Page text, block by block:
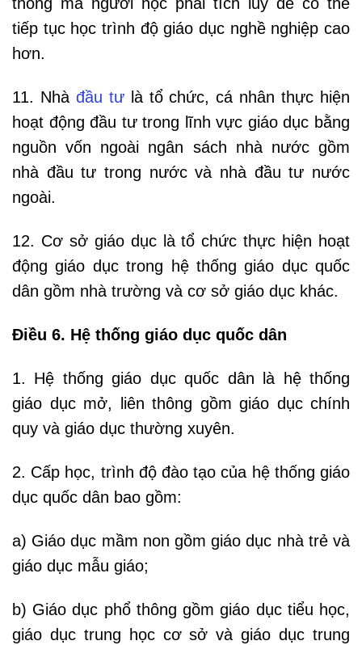
tiếp tục học trình độ giáo dục nghề nghiệp cao
hơn.
11. Nhà đầu tưlà tổ chức, cá nhân thực hiện
hoạt động đầu tư trong lĩnh vực giáo dục bằng
nguồn vốn ngoài ngân sách nhà nước gồm
nhà đầu tư trong nước và nhà đầu tư nước
ngoài.
12. Cơ sở giáo dục là tổ chức thực hiện hoạt
động giáo dục trong hệ thống giáo dục quốc
dân gồm nhà trường và cơ sở giáo dục khác.
Điều 6. Hệ thống giáo dục quốc dân
1. Hệ thống giáo dục quốc dân là hệ thống
giáo dục mở, liên thông gồm giáo dục chính
quy và giáo dục thường xuyên.
2. Cấp học, trình độ đào tạo của hệ thống giáo
dục quốc dân bao gồm:
a) Giáo dục mầm non gồm giáo dục nhà trẻ và
giáo dục mẫu giáo;
b) Giáo dục phổ thông gồm giáo dục tiểu học,
giáo dục trung học cơ sở và giáo dục trung